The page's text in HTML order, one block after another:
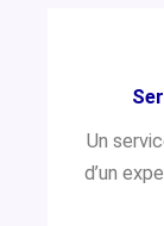
Un
d’un